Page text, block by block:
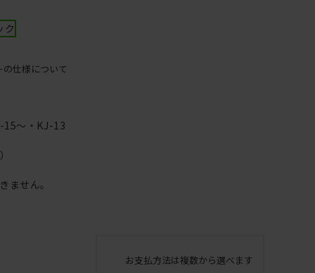
ク
の仕様について
15～・KJ-13
せん。
お支払方法は複数から選べます